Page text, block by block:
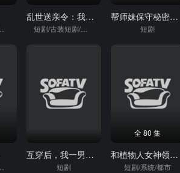
乱世送亲令：我被分配了女帝老婆
短剧/古装短剧/逆袭
帮师妹保守秘密，我意外登顶仙尊
短剧
互穿后，我一男大成了圣女
短剧
全 80 集
和植物人女神领证：系统激活
短剧/系统/都市